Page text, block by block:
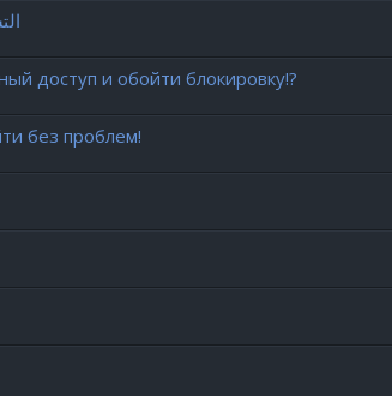
доступ и обойти блокировку!?
без проблем!